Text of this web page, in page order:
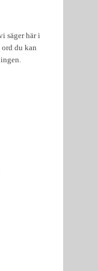
säger här i
du kan